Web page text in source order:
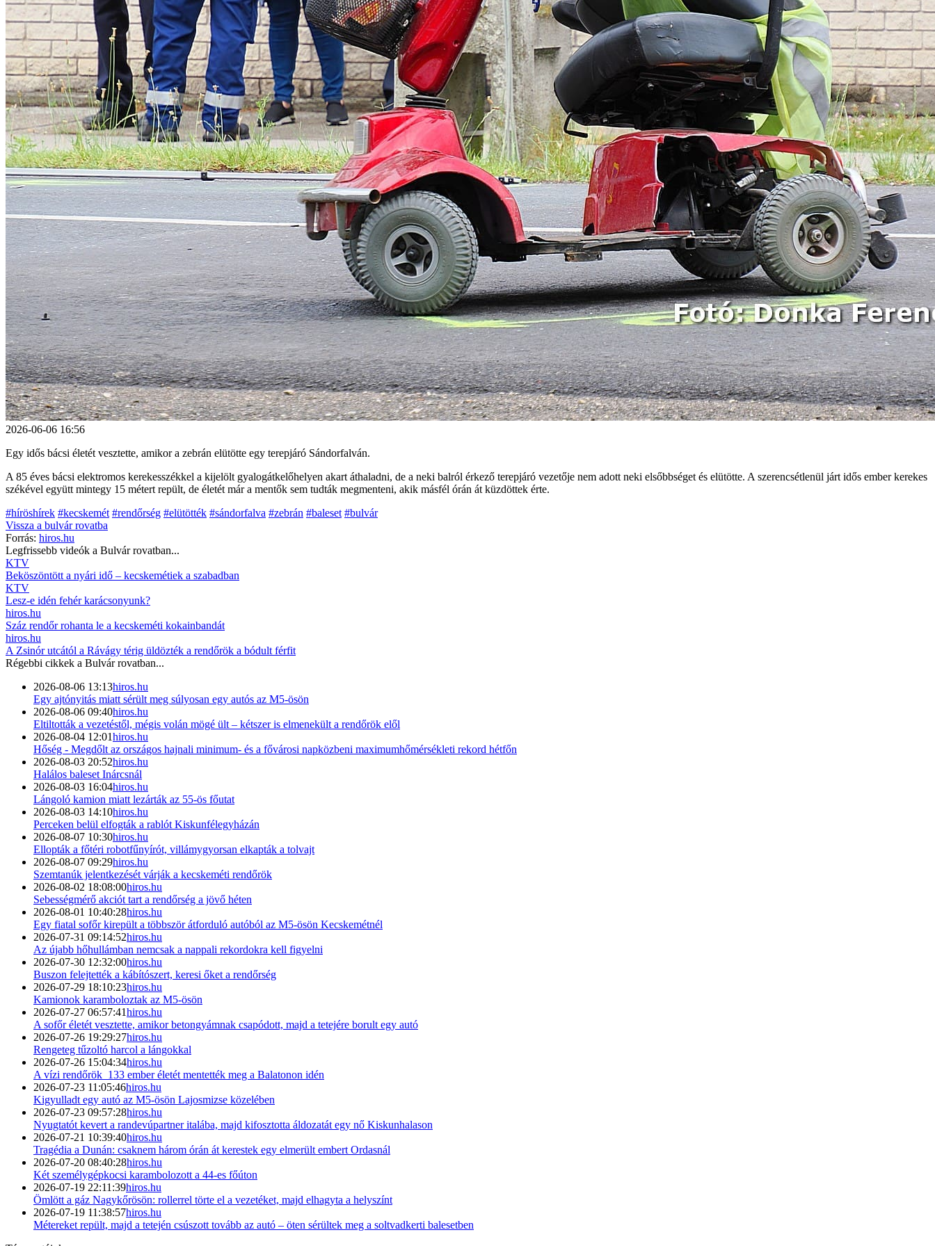
2026-06-06 16:56
Egy idős bácsi életét vesztette, amikor a zebrán elütötte egy terepjáró Sándorfalván.
A 85 éves bácsi elektromos kerekesszékkel a kijelölt gyalogátkelőhelyen akart áthaladni, de a neki balról érkező terepjáró vezetője nem adott neki elsőbbséget és elütötte. A szerencsétlenül járt idős ember kerekes
székével együtt mintegy 15 métert repült, de életét már a mentők sem tudták megmenteni, akik másfél órán át küzdöttek érte.
#híröshírek #kecskemét #rendőrség #elütötték #sándorfalva #zebrán #baleset #bulvár
Vissza a bulvárrovatba
Forrás: hiros.hu
Legfrissebb videók a Bulvárrovatban...
KTV
Beköszöntött a nyári idő – kecskemétiek a szabadban
KTV
Lesz-e idén fehér karácsonyunk?
hiros.hu
Száz rendőr rohanta le a kecskeméti kokainbandát
hiros.hu
A Zsinór utcától a Rávágy térig üldözték a rendőrök a bódult férfit
Régebbi cikkek a Bulvárrovatban...
2026-08-06 13:13hiros.hu
Egy ajtónyitás miatt sérült meg súlyosan egy autós az M5-ösön
2026-08-06 09:40hiros.hu
Eltiltották a vezetéstől, mégis volán mögé ült – kétszer is elmenekült a rendőrök elől
2026-08-04 12:01hiros.hu
Hőség - Megdőlt az országos hajnali minimum- és a fővárosi napközbeni maximumhőmérsékleti rekord hétfőn
2026-08-03 20:52hiros.hu
Halálos baleset Inárcsnál
2026-08-03 16:04hiros.hu
Lángoló kamion miatt lezárták az 55-ös főutat
2026-08-03 14:10hiros.hu
Perceken belül elfogták a rablót Kiskunfélegyházán
2026-08-07 10:30hiros.hu
Ellopták a főtéri robotfűnyírót, villámygyorsan elkapták a tolvajt
2026-08-07 09:29hiros.hu
Szemtanúk jelentkezését várják a kecskeméti rendőrök
2026-08-02 18:08:00hiros.hu
Sebességmérő akciót tart a rendőrség a jövő héten
2026-08-01 10:40:28hiros.hu
Egy fiatal sofőr kirepült a többször átforduló autóból az M5-ösön Kecskemétnél
2026-07-31 09:14:52hiros.hu
Az újabb hőhullámban nemcsak a nappali rekordokra kell figyelni
2026-07-30 12:32:00hiros.hu
Buszon felejtették a kábítószert, keresi őket a rendőrség
2026-07-29 18:10:23hiros.hu
Kamionok karamboloztak az M5-ösön
2026-07-27 06:57:41hiros.hu
A sofőr életét vesztette, amikor betongyámnak csapódott, majd a tetejére borult egy autó
2026-07-26 19:29:27hiros.hu
Rengeteg tűzoltó harcol a lángokkal
2026-07-26 15:04:34hiros.hu
A vízi rendőrök 133 ember életét mentették meg a Balatonon idén
2026-07-23 11:05:46hiros.hu
Kigyulladt egy autó az M5-ösön Lajosmizse közelében
2026-07-23 09:57:28hiros.hu
Nyugtatót kevert a randevúpartner italába, majd kifosztotta áldozatát egy nő Kiskunhalason
2026-07-21 10:39:40hiros.hu
Tragédia a Dunán: csaknem három órán át kerestek egy elmerült embert Ordasnál
2026-07-20 08:40:28hiros.hu
Két személygépkocsi karambolozott a 44-es főúton
2026-07-19 22:11:39hiros.hu
Ömlött a gáz Nagykőrösön: rollerrel törte el a vezetéket, majd elhagyta a helyszínt
2026-07-19 11:38:57hiros.hu
Métereket repült, majd a tetején csúszott tovább az autó – öten sérültek meg a soltvadkerti balesetben